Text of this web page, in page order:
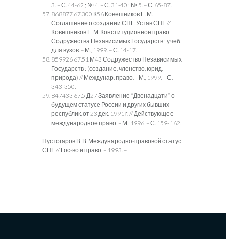
3. – С. 44-62 ; № 4. – С. 31-40 ; № 5. – С. 65-87.
868877 67.300 К56 Ковешников Е. М.
Соглашение о создании СНГ. Устав СНГ //
Ковешников Е. М. Конституционное право
Содружества Независимых Государств : учеб.
для вузов. – М., 1999. – С. 14-17.
859926 67.51 М43 Содружество Независимых
Государств : (создание, членство, юрид.
природа) // Междунар. право. – М., 1999. – С.
343-350.
847433 67.5 Д27 Заявление “Двенадцати” о
будущем статусе России и других бывших
республик, от 23 дек. 1991 г. // Действующее
международное право. – М., 1996. – С. 159-162.
Пустогаров В. В. Международно-правовой статус
СНГ // Гос-во и право. – 1993. –